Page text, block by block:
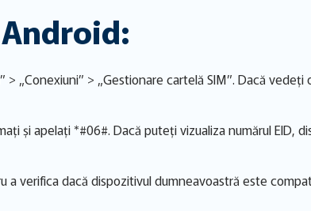
„Conexiuni” > „Gestionare cartelă SIM”. Dacă
și apelați *#06#. Dacă puteți vizualiza numărul EID,
verifica dacă dispozitivul dumneavoastră este